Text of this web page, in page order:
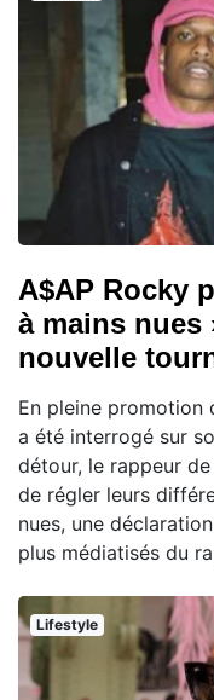
A$AP Rocky
à mains nues
nouvelle
En pleine promotion
a été interrogé sur
détour, le rappeur
de régler leurs
nues, une
plus médiatisés du
Lifestyle